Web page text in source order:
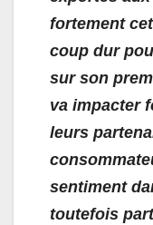
fortement
coup dur
sur son
va impacter
leurs
sentiment
toutefois